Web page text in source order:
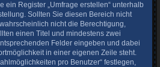
ein Register „Umfrage erstellen“ unterhalb
Sollten Sie diesen Bereich nicht
nicht die Berechtigung,
einen Titel und mindestens zwei
Felder eingeben und dabei
in einer eigenen Zeile steht.
pro Benutzer“ festlegen,